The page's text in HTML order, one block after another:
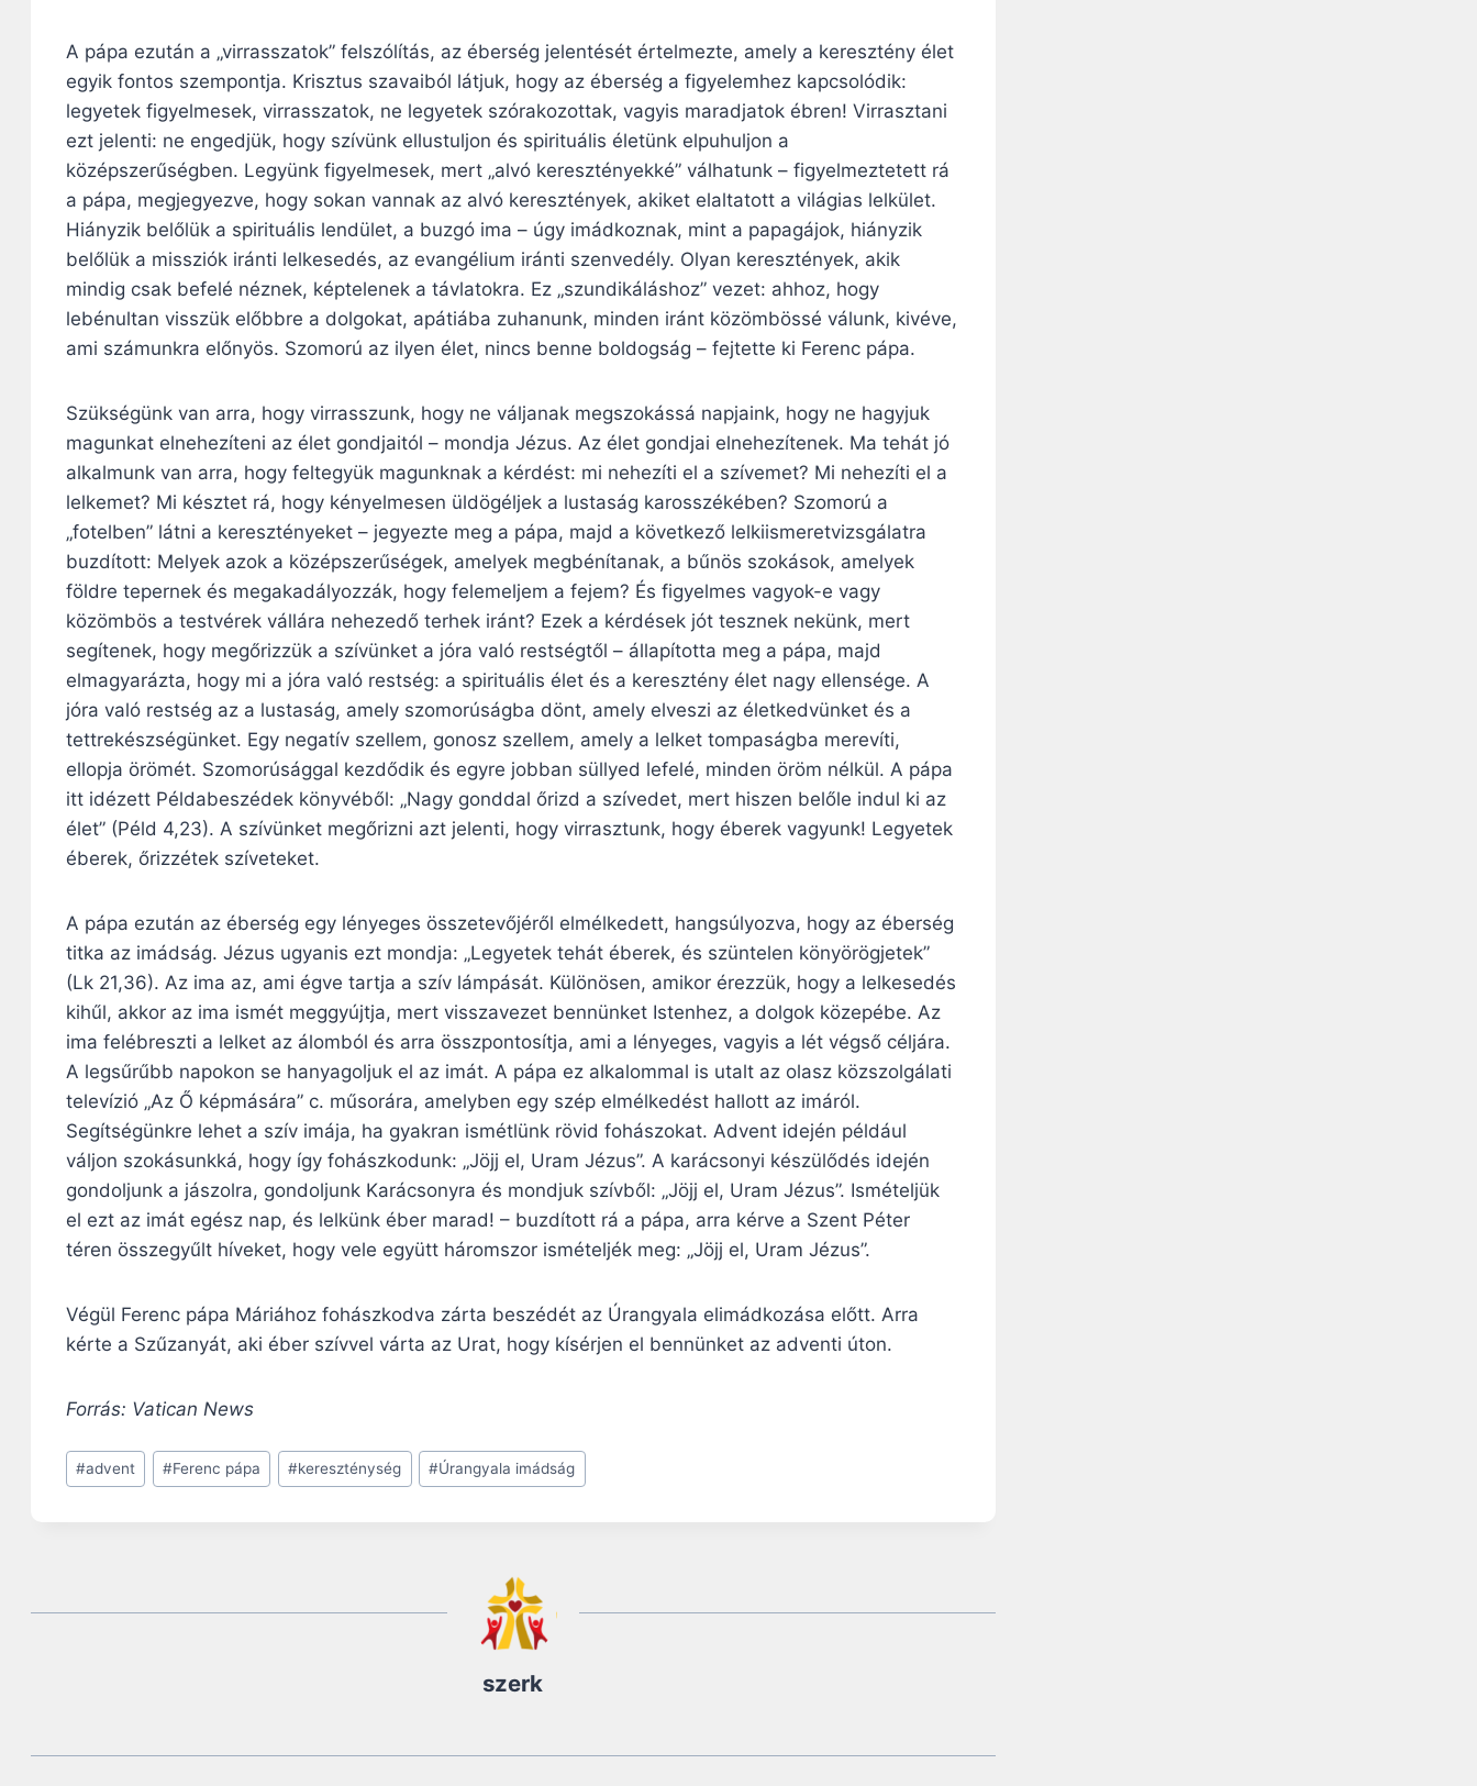
A pápa ezután a „virrasszatok” felszólítás, az éberség jelentését értelmezte, amely a keresztény élet
egyik fontos szempontja. Krisztus szavaiból látjuk, hogy az éberség a figyelemhez kapcsolódik:
legyetek figyelmesek, virrasszatok, ne legyetek szórakozottak, vagyis maradjatok ébren! Virrasztani
ezt jelenti: ne engedjük, hogy szívünk ellustuljon és spirituális életünk elpuhuljon a
középszerűségben. Legyünk figyelmesek, mert „alvó keresztényekké” válhatunk – figyelmeztetett rá
a pápa, megjegyezve, hogy sokan vannak az alvó keresztények, akiket elaltatott a világias lelkület.
Hiányzik belőlük a spirituális lendület, a buzgó ima – úgy imádkoznak, mint a papagájok, hiányzik
belőlük a missziók iránti lelkesedés, az evangélium iránti szenvedély. Olyan keresztények, akik
mindig csak befelé néznek, képtelenek a távlatokra. Ez „szundikáláshoz” vezet: ahhoz, hogy
lebénultan visszük előbbre a dolgokat, apátiába zuhanunk, minden iránt közömbössé válunk, kivéve,
ami számunkra előnyös. Szomorú az ilyen élet, nincs benne boldogság – fejtette ki Ferenc pápa.
Szükségünk van arra, hogy virrasszunk, hogy ne váljanak megszokássá napjaink, hogy ne hagyjuk
magunkat elnehezíteni az élet gondjaitól – mondja Jézus. Az élet gondjai elnehezítenek. Ma tehát jó
alkalmunk van arra, hogy feltegyük magunknak a kérdést: mi nehezíti el a szívemet? Mi nehezíti el a
lelkemet? Mi késztet rá, hogy kényelmesen üldögéljek a lustaság karosszékében? Szomorú a
„fotelben” látni a keresztényeket – jegyezte meg a pápa, majd a következő lelkiismeretvizsgálatra
buzdított: Melyek azok a középszerűségek, amelyek megbénítanak, a bűnös szokások, amelyek
földre tepernek és megakadályozzák, hogy felemeljem a fejem? És figyelmes vagyok-e vagy
közömbös a testvérek vállára nehezedő terhek iránt? Ezek a kérdések jót tesznek nekünk, mert
segítenek, hogy megőrizzük a szívünket a jóra való restségtől – állapította meg a pápa, majd
elmagyarázta, hogy mi a jóra való restség: a spirituális élet és a keresztény élet nagy ellensége. A
jóra való restség az a lustaság, amely szomorúságba dönt, amely elveszi az életkedvünket és a
tettrekészségünket. Egy negatív szellem, gonosz szellem, amely a lelket tompaságba merevíti,
ellopja örömét. Szomorúsággal kezdődik és egyre jobban süllyed lefelé, minden öröm nélkül. A pápa
itt idézett Példabeszédek könyvéből: „Nagy gonddal őrizd a szívedet, mert hiszen belőle indul ki az
élet” (Péld 4,23). A szívünket megőrizni azt jelenti, hogy virrasztunk, hogy éberek vagyunk! Legyetek
éberek, őrizzétek szíveteket.
A pápa ezután az éberség egy lényeges összetevőjéről elmélkedett, hangsúlyozva, hogy az éberség
titka az imádság. Jézus ugyanis ezt mondja: „Legyetek tehát éberek, és szüntelen könyörögjetek”
(Lk 21,36). Az ima az, ami égve tartja a szív lámpását. Különösen, amikor érezzük, hogy a lelkesedés
kihűl, akkor az ima ismét meggyújtja, mert visszavezet bennünket Istenhez, a dolgok közepébe. Az
ima felébreszti a lelket az álomból és arra összpontosítja, ami a lényeges, vagyis a lét végső céljára.
A legsűrűbb napokon se hanyagoljuk el az imát. A pápa ez alkalommal is utalt az olasz közszolgálati
televízió „Az Ő képmására” c. műsorára, amelyben egy szép elmélkedést hallott az imáról.
Segítségünkre lehet a szív imája, ha gyakran ismétlünk rövid fohászokat. Advent idején például
váljon szokásunkká, hogy így fohászkodunk: „Jöjj el, Uram Jézus”. A karácsonyi készülődés idején
gondoljunk a jászolra, gondoljunk Karácsonyra és mondjuk szívből: „Jöjj el, Uram Jézus”. Ismételjük
el ezt az imát egész nap, és lelkünk éber marad! – buzdított rá a pápa, arra kérve a Szent Péter
téren összegyűlt híveket, hogy vele együtt háromszor ismételjék meg: „Jöjj el, Uram Jézus”.
Végül Ferenc pápa Máriához fohászkodva zárta beszédét az Úrangyala elimádkozása előtt. Arra
kérte a Szűzanyát, aki éber szívvel várta az Urat, hogy kísérjen el bennünket az adventi úton.
Forrás: Vatican News
Post
Tags:
#advent #Ferenc pápa #kereszténység #Úrangyala imádság
szerk